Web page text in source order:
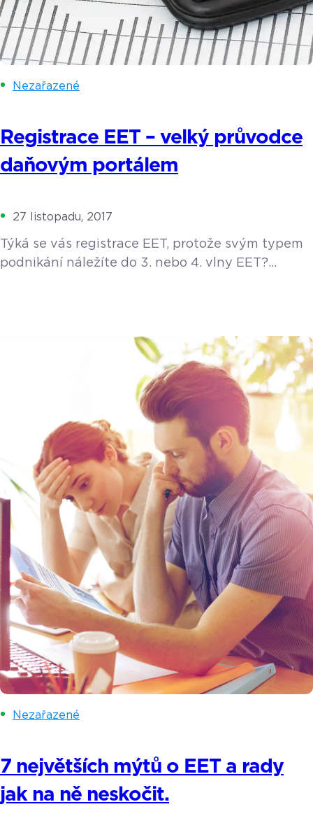
Nezařazené
Registrace EET – velký průvodce
daňovým portálem
27 listopadu, 2017
Týká se vás registrace EET, protože svým typem
podnikání náležíte do 3. nebo 4. vlny EET?
a zorientovat se na daňovém portálu. Termín
spuštění 3. a 4. vlny elektronické evidence tržeb
(EET) byl posunut. Podívejte se na rozdělení
podnikatelských činností do jednotlivých fází
EET. Prvním krokem je […]
Nezařazené
7 největších mýtů o EET a rady
jak na ně neskočit.